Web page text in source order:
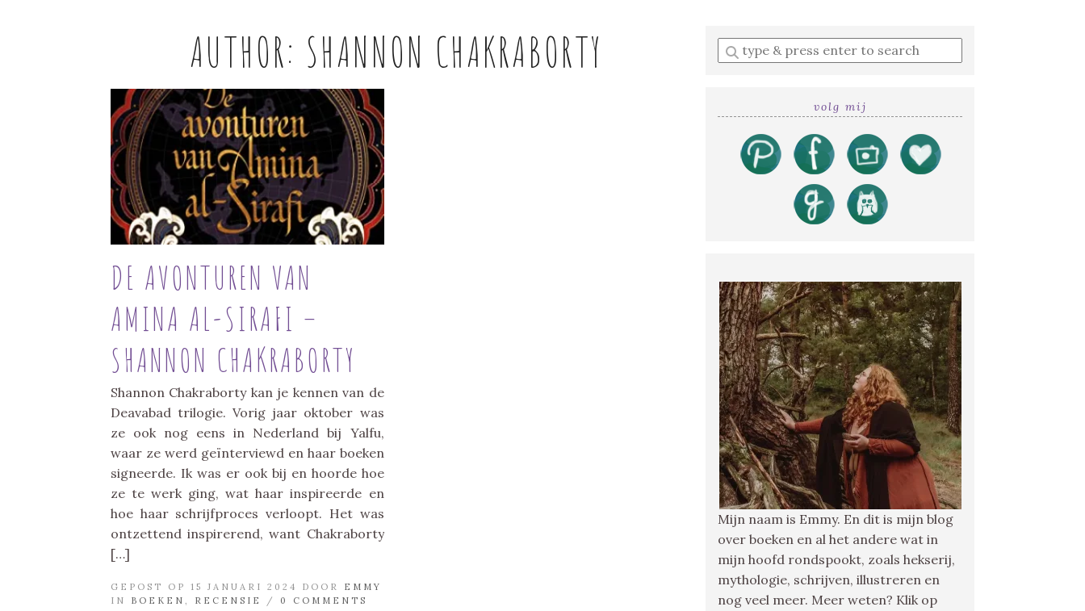
AUTHOR: SHANNON CHAKRABORTY
DE AVONTUREN VAN
AMINA AL-SIRAFI –
SHANNON CHAKRABORTY
Shannon Chakraborty kan je kennen van de
Deavabad trilogie. Vorig jaar oktober was
ze ook nog eens in Nederland bij Yalfu,
waar ze werd geïnterviewd en haar boeken
signeerde. Ik was er ook bij en hoorde hoe
ze te werk ging, wat haar inspireerde en
hoe haar schrijfproces verloopt. Het was
ontzettend inspirerend, want Chakraborty
[…]
GEPOST OP 15 JANUARI 2024 DOOR EMMY
IN BOEKEN , RECENSIE / 0 COMMENTS
Enter
a
volg mij
Mijn naam is Emmy. En dit is mijn blog
over boeken en al het andere wat in
mijn hoofd rondspookt, zoals hekserij,
mythologie, schrijven, illustreren en
nog veel meer. Meer weten? Klik op